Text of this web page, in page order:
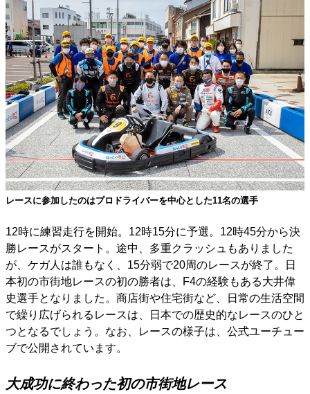
レースに参加したのはプロドライバーを中心とした11名の選手
12時に練習走行を開始。12時15分に予選。12時45分から決
勝レースがスタート。途中、多重クラッシュもありました
が、ケガ人は誰もなく、15分弱で20周のレースが終了。日
本初の市街地レースの初の勝者は、F4の経験もある大井偉
史選手となりました。商店街や住宅街など、日常の生活空間
で繰り広げられるレースは、日本での歴史的なレースのひと
つとなるでしょう。なお、レースの様子は、公式ユーチュー
ブで公開されています。
大成功に終わった初の市街地レース